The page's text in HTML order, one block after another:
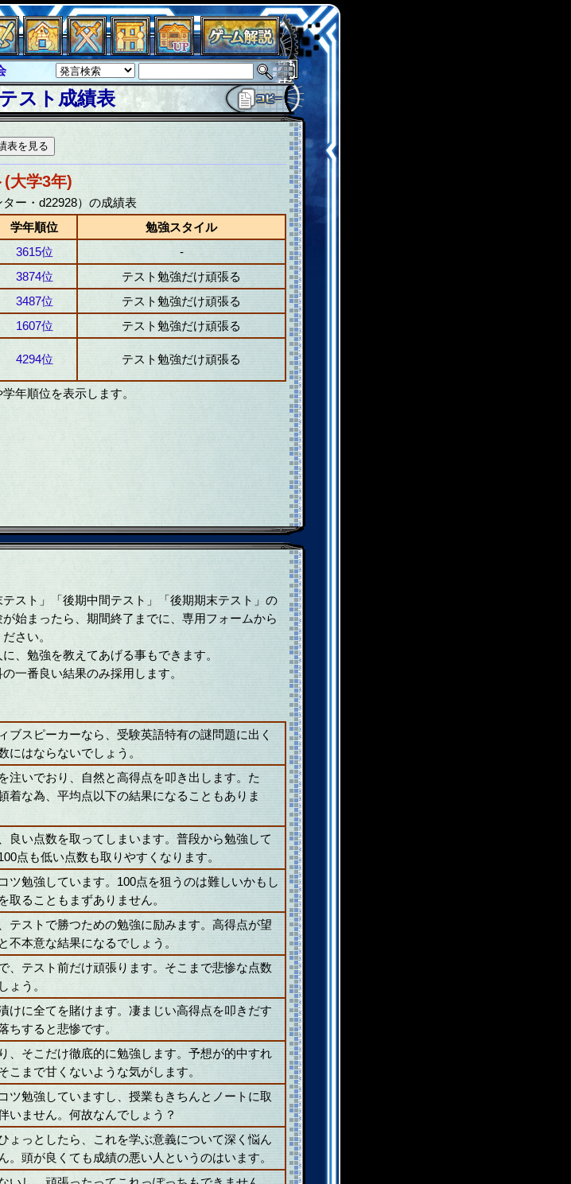
ーツ
ロモン
スト成績表
(大学3年)
ター・d22928）の成績表
学年順位
勉強スタイル
3615位
-
3874位
テスト勉強だけ頑張る
3487位
テスト勉強だけ頑張る
1607位
テスト勉強だけ頑張る
4294位 テスト勉強だけ頑張る
年順位を表示します。
スト」「後期中間テスト」「後期期末テスト」の
始まったら、期間終了までに、専用フォームから
さい。
、勉強を教えてあげる事もできます。
一番良い結果のみ採用します。
ブスピーカーなら、受験英語特有の謎問題に出く
にはならないでしょう。
注いでおり、自然と高得点を叩き出します。た
着な為、平均点以下の結果になることもありま
良い点数を取ってしまいます。普段から勉強して
点も低い点数も取りやすくなります。
ツ勉強しています。100点を狙うのは難しいかもし
取ることもまずありません。
テストで勝つための勉強に励みます。高得点が望
不本意な結果になるでしょう。
、テスト前だけ頑張ります。そこまで悲惨な点数
ょう。
けに全てを賭けます。凄まじい高得点を叩きだす
ちすると悲惨です。
、そこだけ徹底的に勉強します。予想が的中すれ
こまで甘くないような気がします。
ツ勉強していますし、授業もきちんとノートに取
いません。何故なんでしょう？
ょっとしたら、これを学ぶ意義について深く悩ん
。頭が良くても成績の悪い人というのはいます。